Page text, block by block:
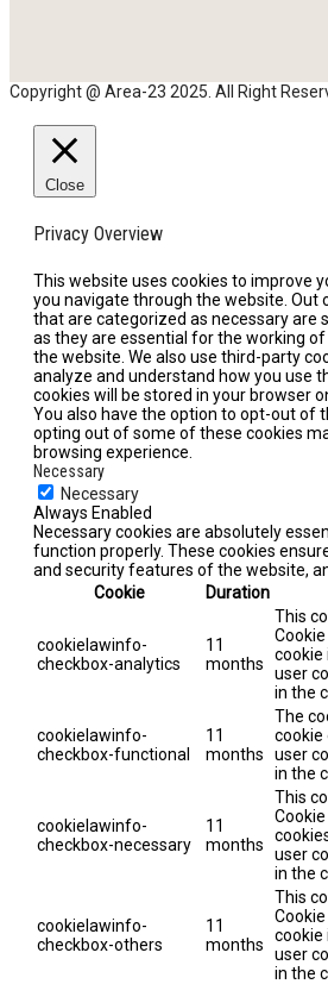
Copyright @ Area-23 2025. All Right
Close
Privacy Overview
This website uses cookies to improve
you navigate through the website. Out
that are categorized as necessary are
as they are essential for the working
the website. We also use third-party
analyze and understand how you use
cookies will be stored in your browser
You also have the option to opt-out of
opting out of some of these cookies
browsing experience.
Necessary
Necessary
Always Enabled
Necessary cookies are absolutely
function properly. These cookies
and security features of the website,
Cookie
Duration
cookielawinfo-
checkbox-analytics
11
months
This
cookie
user
in the
cookielawinfo-
checkbox-functional
11
months
The
cookie
user
in the
cookielawinfo-
checkbox-necessary
11
months
This
user
in the
cookielawinfo-
checkbox-others
11
months
This
cookie
user
in the